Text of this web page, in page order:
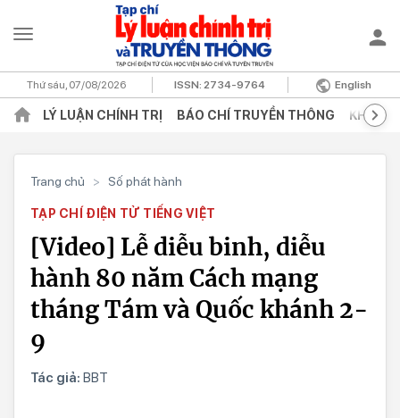
Thứ sáu, 07/08/2026 ISSN:2734-9764 English
LÝ LUẬN CHÍNH TRỊ BÁO CHÍ TRUYỀN THÔNG KHOA
Trang chủ > Số phát hành
TẠP CHÍ ĐIỆN TỬ TIẾNG VIỆT
[Video] Lễ diễu binh, diễu
hành 80 năm Cách mạng
tháng Tám và Quốc khánh 2-
9
Tác giả: BBT